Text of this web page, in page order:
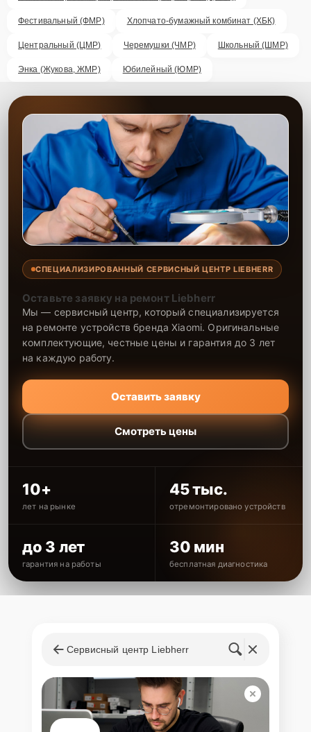
Фестивальный (ФМР) Хлопчато-бумажный комбинат (ХБК)
Центральный (ЦМР) Черемушки (ЧМР) Школьный (ШМР)
Энка (Жукова, ЖМР) Юбилейный (ЮМР)
СПЕЦИАЛИЗИРОВАННЫЙ СЕРВИСНЫЙ ЦЕНТР LIEBHERR
Оставьте заявку на ремонт Liebherr
Мы — сервисный центр, который специализируется
на ремонте устройств бренда Xiaomi. Оригинальные
комплектующие, честные цены и гарантия до 3 лет
на каждую работу.
Оставить заявку
Смотреть цены
10+
лет на рынке
45 тыс.
отремонтировано устройств
до 3 лет
гарантия на работы
30 мин
бесплатная диагностика
Сервисный центр Liebherr